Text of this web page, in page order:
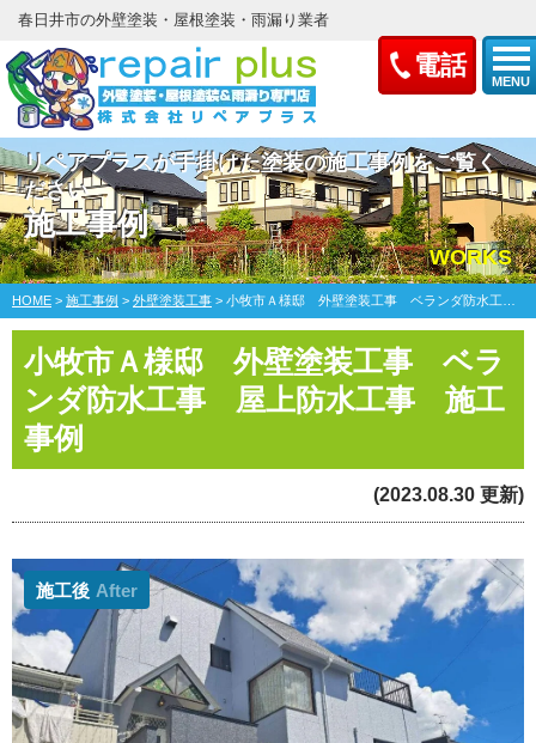
電話
MENU
春日井市の外壁塗装・屋根塗装・雨漏り業者
リペアプラスが手掛けた塗装の施工事例をご覧く
ださい
施工事例
WORKS
HOME > 施工事例 > 外壁塗装工事 > 小牧市Ａ様邸 外壁塗装工事 ベランダ防水工事 屋上防水工事
小牧市Ａ様邸 外壁塗装工事 ベラ
ンダ防水工事 屋上防水工事 施工
事例
(2023.08.30 更新)
施工後 After